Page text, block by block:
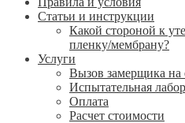
Статьи и инструкции
Какой стороной к
пленку/мембрану?
Услуги
Вызов замерщика на
Испытательная
Оплата
Расчет стоимости